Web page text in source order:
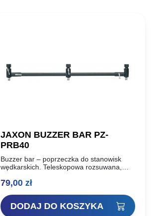
JAXON BUZZER BAR PZ-
PRB40
Buzzer bar – poprzeczka do stanowisk
wędkarskich. Teleskopowa rozsuwana,
79,00 zł
DODAJ DO KOSZYKA